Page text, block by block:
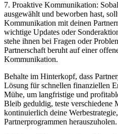
7. Proaktive Kommunikation:
ausgewählt und beworben hast,
Kommunikation mit deinen
wichtige Updates oder
stehe ihnen bei Fragen oder
Partnerschaft beruht auf einer
Kommunikation.
Behalte im Hinterkopf, dass
Lösung für schnellen finanziellen
Mühe, um langfristige und
Bleib geduldig, teste verschiedene
kontinuierlich deine
Partnerprogrammen herauszuholen.